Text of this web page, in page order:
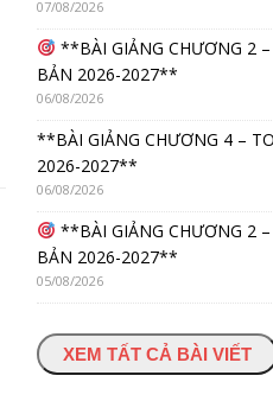
07/08/2026
**BÀI GIẢNG CHƯƠNG 2
BẢN 2026-2027**
06/08/2026
**BÀI GIẢNG CHƯƠNG 4 –
2026-2027**
06/08/2026
**BÀI GIẢNG CHƯƠNG 2
BẢN 2026-2027**
05/08/2026
XEM TẤT CẢ BÀI VIẾT